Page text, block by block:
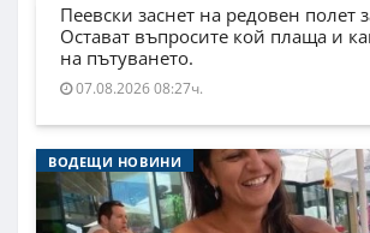
Пеевски заснет на редовен полет
Остават въпросите кой плаща и
на пътуването.
07.08.2026 08:27ч.
ВОДЕЩИ НОВИНИ